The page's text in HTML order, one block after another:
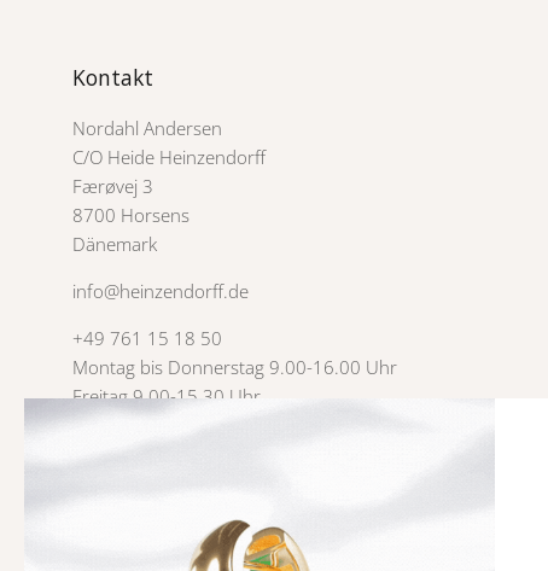
Kontakt
Nordahl Andersen
C/O Heide Heinzendorff
Færøvej 3
8700 Horsens
Dänemark
info@heinzendorff.de
+49 761 15 18 50
Montag bis Donnerstag 9.00-16.00 Uhr
Freitag 9.00-15.30 Uhr
USt-IdNr. 3007 4785